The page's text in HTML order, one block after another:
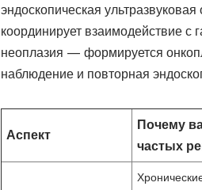
эндоскопическая
координирует взаимодействие с
неоплазия — формируется
наблюдение и повторная
Аспект
Почему
частых